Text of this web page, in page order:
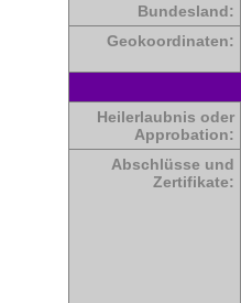
Bundesland:
Geokoordinaten:
Heilerlaubnis oder
Approbation:
Abschlüsse und
Zertifikate: